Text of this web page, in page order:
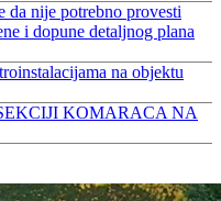
da nije potrebno provesti
i dopune detaljnog plana
na objektu
KOMARACA NA